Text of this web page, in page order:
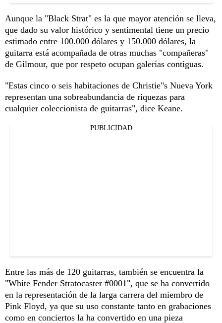
Aunque la "Black Strat" es la que mayor atención se lleva,
que dado su valor histórico y sentimental tiene un precio
estimado entre 100.000 dólares y 150.000 dólares, la
guitarra está acompañada de otras muchas "compañeras"
de Gilmour, que por respeto ocupan galerías contiguas.
"Estas cinco o seis habitaciones de Christie"s Nueva York
representan una sobreabundancia de riquezas para
cualquier coleccionista de guitarras", dice Keane.
PUBLICIDAD
Entre las más de 120 guitarras, también se encuentra la
"White Fender Stratocaster #0001", que se ha convertido
en la representación de la larga carrera del miembro de
Pink Floyd, ya que su uso constante tanto en grabaciones
como en conciertos la ha convertido en una pieza